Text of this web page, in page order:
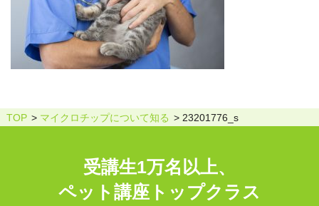
TOP マイクロチップについて知る 23201776_s
受講生1万名以上、
ペット講座トップクラス